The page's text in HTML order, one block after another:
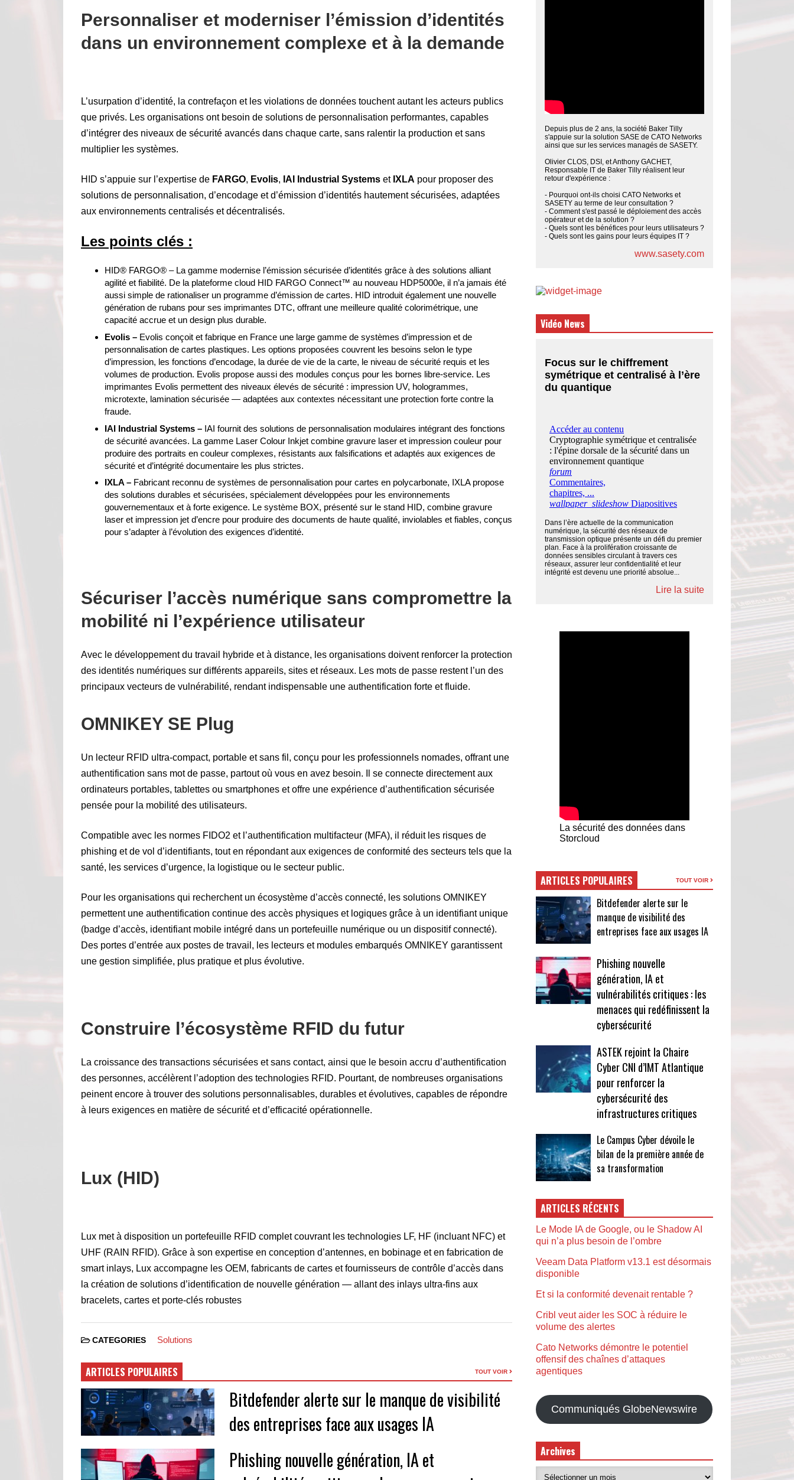
Personnaliser et moderniser l’émission d’identités
dans un environnement complexe et à la demande
L’usurpation d’identité, la contrefaçon et les violations de données touchent autant les acteurs publics
que privés. Les organisations ont besoin de solutions de personnalisation performantes, capables
d’intégrer des niveaux de sécurité avancés dans chaque carte, sans ralentir la production et sans
multiplier les systèmes.
HID s’appuie sur l’expertise de FARGO, Evolis, IAI Industrial Systems et IXLA pour proposer des
solutions de personnalisation, d’encodage et d’émission d’identités hautement sécurisées, adaptées
aux environnements centralisés et décentralisés.
Les points clés :
HID® FARGO® – La gamme modernise l’émission sécurisée d’identités grâce à des solutions alliant
agilité et fiabilité. De la plateforme cloud HID FARGO Connect™ au nouveau HDP5000e, il n’a jamais été
aussi simple de rationaliser un programme d’émission de cartes. HID introduit également une nouvelle
génération de rubans pour ses imprimantes DTC, offrant une meilleure qualité colorimétrique, une
capacité accrue et un design plus durable.
Evolis – Evolis conçoit et fabrique en France une large gamme de systèmes d’impression et de
personnalisation de cartes plastiques. Les options proposées couvrent les besoins selon le type
d’impression, les fonctions d’encodage, la durée de vie de la carte, le niveau de sécurité requis et les
volumes de production. Evolis propose aussi des modules conçus pour les bornes libre-service. Les
imprimantes Evolis permettent des niveaux élevés de sécurité : impression UV, hologrammes,
microtexte, lamination sécurisée — adaptées aux contextes nécessitant une protection forte contre la
fraude.
IAI Industrial Systems – IAI fournit des solutions de personnalisation modulaires intégrant des fonctions
de sécurité avancées. La gamme Laser Colour Inkjet combine gravure laser et impression couleur pour
produire des portraits en couleur complexes, résistants aux falsifications et adaptés aux exigences de
sécurité et d’intégrité documentaire les plus strictes.
IXLA – Fabricant reconnu de systèmes de personnalisation pour cartes en polycarbonate, IXLA propose
des solutions durables et sécurisées, spécialement développées pour les environnements
gouvernementaux et à forte exigence. Le système BOX, présenté sur le stand HID, combine gravure
laser et impression jet d’encre pour produire des documents de haute qualité, inviolables et fiables, conçus
pour s’adapter à l’évolution des exigences d’identité.
Sécuriser l’accès numérique sans compromettre la
mobilité ni l’expérience utilisateur
Avec le développement du travail hybride et à distance, les organisations doivent renforcer la protection
des identités numériques sur différents appareils, sites et réseaux. Les mots de passe restent l’un des
principaux vecteurs de vulnérabilité, rendant indispensable une authentification forte et fluide.
OMNIKEY SE Plug
Un lecteur RFID ultra-compact, portable et sans fil, conçu pour les professionnels nomades, offrant une
authentification sans mot de passe, partout où vous en avez besoin. Il se connecte directement aux
ordinateurs portables, tablettes ou smartphones et offre une expérience d’authentification sécurisée
pensée pour la mobilité des utilisateurs.
Compatible avec les normes FIDO2 et l’authentification multifacteur (MFA), il réduit les risques de
phishing et de vol d’identifiants, tout en répondant aux exigences de conformité des secteurs tels que la
santé, les services d’urgence, la logistique ou le secteur public.
Pour les organisations qui recherchent un écosystème d’accès connecté, les solutions OMNIKEY
permettent une authentification continue des accès physiques et logiques grâce à un identifiant unique
(badge d’accès, identifiant mobile intégré dans un portefeuille numérique ou un dispositif connecté).
Des portes d’entrée aux postes de travail, les lecteurs et modules embarqués OMNIKEY garantissent
une gestion simplifiée, plus pratique et plus évolutive.
Construire l’écosystème RFID du futur
La croissance des transactions sécurisées et sans contact, ainsi que le besoin accru d’authentification
des personnes, accélèrent l’adoption des technologies RFID. Pourtant, de nombreuses organisations
peinent encore à trouver des solutions personnalisables, durables et évolutives, capables de répondre
à leurs exigences en matière de sécurité et d’efficacité opérationnelle.
Lux (HID)
Lux met à disposition un portefeuille RFID complet couvrant les technologies LF, HF (incluant NFC) et
UHF (RAIN RFID). Grâce à son expertise en conception d’antennes, en bobinage et en fabrication de
smart inlays, Lux accompagne les OEM, fabricants de cartes et fournisseurs de contrôle d’accès dans
la création de solutions d’identification de nouvelle génération — allant des inlays ultra-fins aux
bracelets, cartes et porte-clés robustes
CATEGORIES Solutions
ARTICLES POPULAIRES TOUT VOIR
Bitdefender alerte sur le manque de visibilité
des entreprises face aux usages IA
Phishing nouvelle génération, IA et
Depuis plus de 2 ans, la société Baker Tilly
s'appuie sur la solution SASE de CATO Networks
ainsi que sur les services managés de SASETY.
Olivier CLOS, DSI, et Anthony GACHET,
Responsable IT de Baker Tilly réalisent leur
retour d'expérience :
- Pourquoi ont-ils choisi CATO Networks et
SASETY au terme de leur consultation ?
- Comment s'est passé le déploiement des accès
opérateur et de la solution ?
- Quels sont les bénéfices pour leurs utilisateurs ?
- Quels sont les gains pour leurs équipes IT ?
www.sasety.com
Vidéo News
Focus sur le chiffrement
symétrique et centralisé à l’ère
du quantique
Dans l’ère actuelle de la communication
numérique, la sécurité des réseaux de
transmission optique présente un défi du premier
plan. Face à la prolifération croissante de
données sensibles circulant à travers ces
réseaux, assurer leur confidentialité et leur
intégrité est devenu une priorité absolue...
Lire la suite
La sécurité des données dans
Storcloud
ARTICLES POPULAIRES TOUT VOIR
Bitdefender alerte sur le
manque de visibilité des
entreprises face aux usages IA
Phishing nouvelle
génération, IA et
vulnérabilités critiques : les
menaces qui redéfinissent la
cybersécurité
ASTEK rejoint la Chaire
Cyber CNI d’IMT Atlantique
pour renforcer la
cybersécurité des
infrastructures critiques
Le Campus Cyber dévoile le
bilan de la première année de
sa transformation
ARTICLES RÉCENTS
Le Mode IA de Google, ou le Shadow AI
qui n’a plus besoin de l’ombre
Veeam Data Platform v13.1 est désormais
disponible
Et si la conformité devenait rentable ?
Cribl veut aider les SOC à réduire le
volume des alertes
Cato Networks démontre le potentiel
offensif des chaînes d’attaques
agentiques
Communiqués GlobeNewswire
Archives